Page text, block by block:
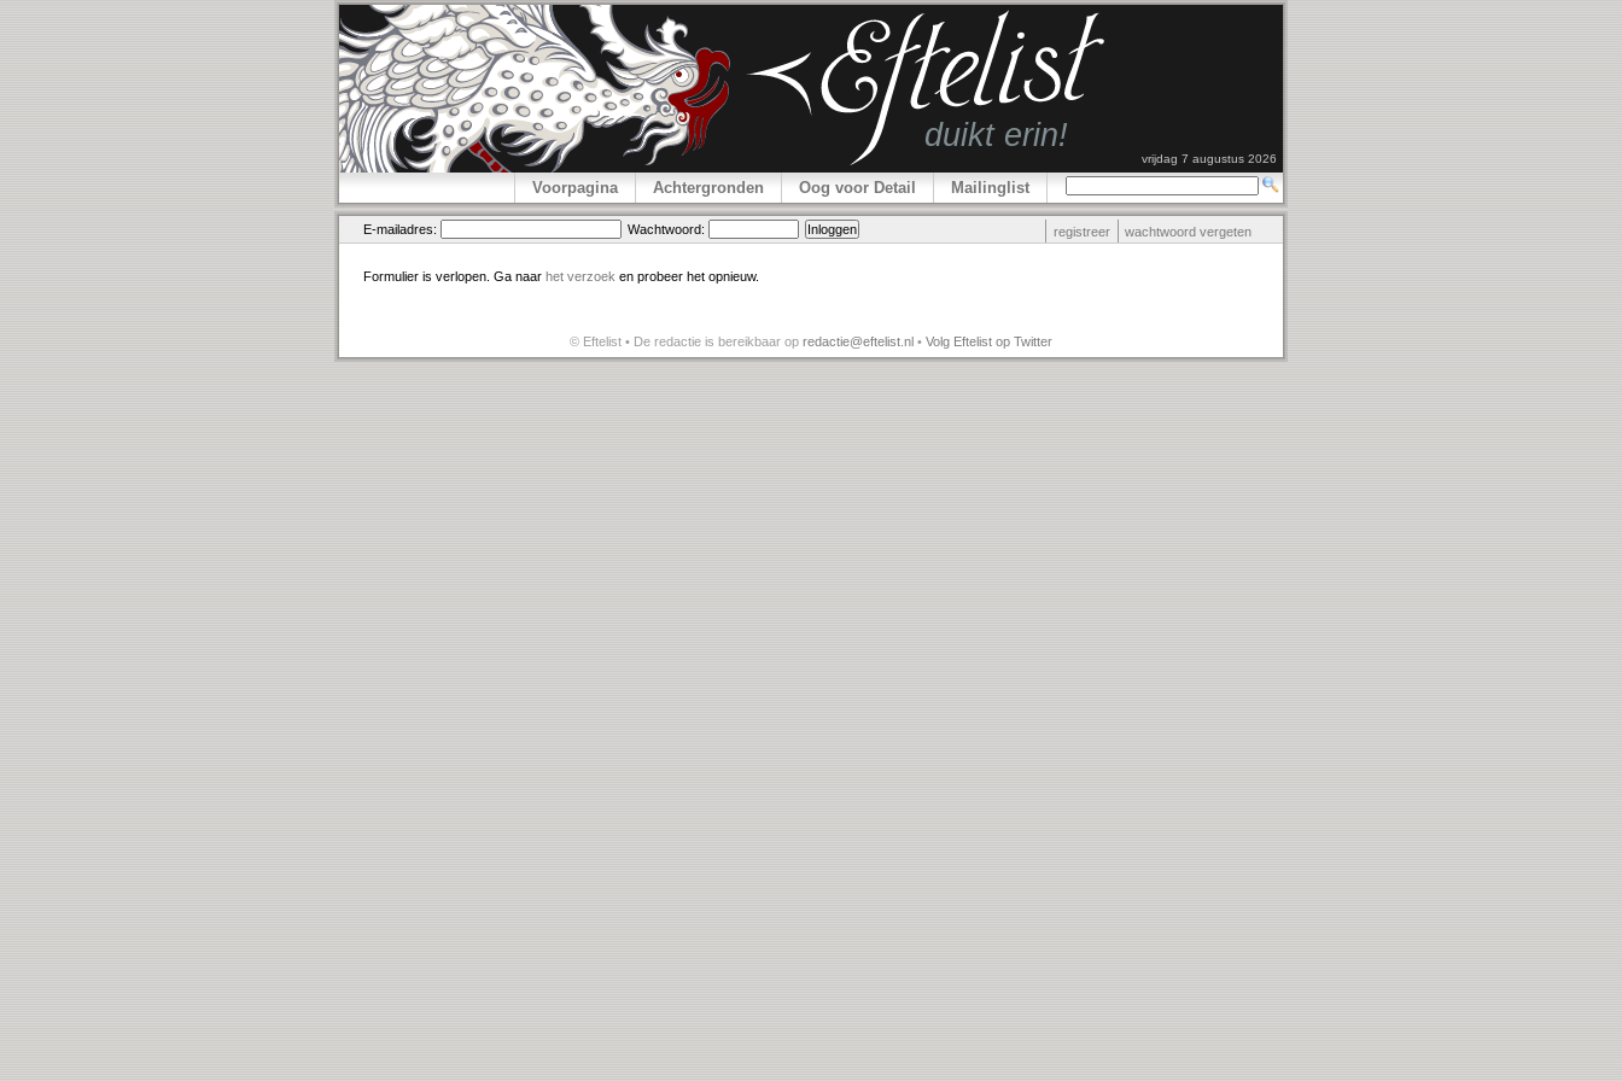
vrijdag 7 augustus 2026
Voorpagina Achtergronden Oog voor Detail Mailinglist
E-mailadres: Wachtwoord: registreer wachtwoord vergeten
Formulier is verlopen. Ga naar het verzoek en probeer het opnieuw.
© Eftelist • De redactie is bereikbaar op redactie@eftelist.nl • Volg Eftelist op Twitter